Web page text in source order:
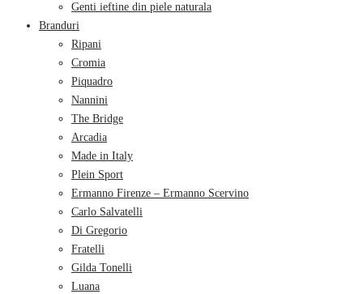
Genti ieftine din piele naturala
Branduri
Ripani
Cromia
Piquadro
Nannini
The Bridge
Arcadia
Made in Italy
Plein Sport
Ermanno Firenze – Ermanno Scervino
Carlo Salvatelli
Di Gregorio
Fratelli
Gilda Tonelli
Luana